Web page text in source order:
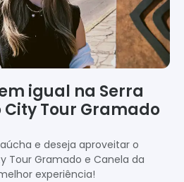
igual na Serra
Tour Gramado
e deseja aproveitar o
Tour Gramado e Canela da
experiência!